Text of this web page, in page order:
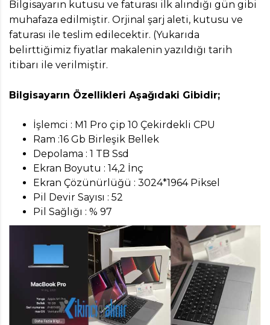
Bilgisayarın kutusu ve faturası ilk alındığı gün gibi
muhafaza edilmiştir. Orjinal şarj aleti, kutusu ve
faturası ile teslim edilecektir. (Yukarıda
belirttiğimiz fiyatlar makalenin yazıldığı tarih
itibarı ile verilmiştir.
Bilgisayarın Özellikleri Aşağıdaki Gibidir;
İşlemci : M1 Pro çip 10 Çekirdekli CPU
Ram :16 Gb Birleşik Bellek
Depolama : 1 TB Ssd
Ekran Boyutu : 14,2 İnç
Ekran Çözünürlüğü : 3024*1964 Piksel
Pil Devir Sayısı : 52
Pil Sağlığı : % 97